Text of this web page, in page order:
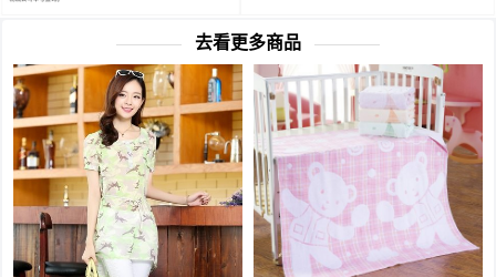
去看更多商品